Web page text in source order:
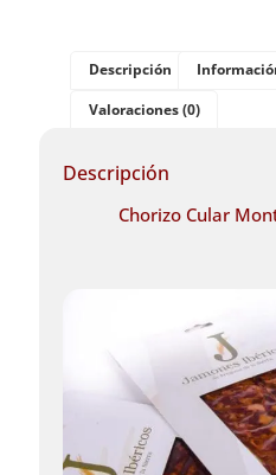
Descripción
Valoraciones (0)
Descripción
Chorizo Cular